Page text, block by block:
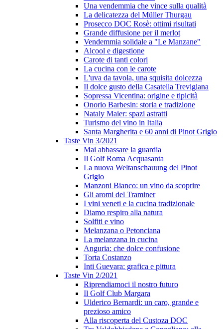
Una vendemmia che vince sulla qualità
La delicatezza del Müller Thurgau
Prosecco DOC Rosè: ottimi risultati
Grande diffusione per il merlot
Vendemmia solidale a "Le Manzane"
Alcool e digestione
Carote di tanti colori
La cucina con le carote
L'uva da tavola, una squisita dolcezza
Il dolce gusto della Casatella Trevigiana
Sopressa Vicentina: origine e tipicità
Onorio Barbesin: storia e tradizione
Nataly Maier: spazi astratti
Turismo del vino in Italia
Santa Margherita e 60 anni di Pinot Grigio
Taste Vin 3/2021
Mai abbassare la guardia
Il Golf Roma Acquasanta
La nuova Weltanschauung del Pinot
Grigio
Manzoni Bianco: un vino da scoprire
Gli aromi del Traminer
I vini veneti e la cucina tradizionale
Diamo respiro alla natura
Solfiti e vino
Melanzana o Petonciana
La melanzana in cucina
Anguria: che dolce confusione
Torta Costanzo
Inti Guevara: grafica e pittura
Taste Vin 2/2021
Riprendiamoci il nostro futuro
Il Golf Club Margara
Ulderico Bernardi: un caro, grande e
prezioso amico
Alla riscoperta del Custoza DOC